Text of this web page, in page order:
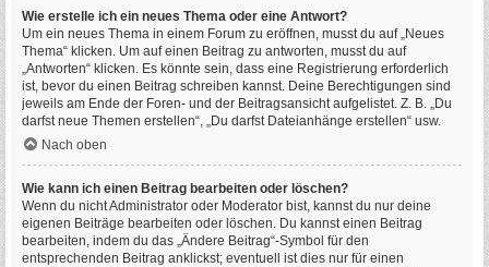
Wie erstelle ich ein neues Thema oder eine Antwort?
Um ein neues Thema in einem Forum zu eröffnen, musst du auf „Neues
Thema“ klicken. Um auf einen Beitrag zu antworten, musst du auf
„Antworten“ klicken. Es könnte sein, dass eine Registrierung erforderlich
ist, bevor du einen Beitrag schreiben kannst. Deine Berechtigungen sind
jeweils am Ende der Foren- und der Beitragsansicht aufgelistet. Z. B. „Du
darfst neue Themen erstellen“, „Du darfst Dateianhänge erstellen“ usw.
Nach oben
Wie kann ich einen Beitrag bearbeiten oder löschen?
Wenn du nicht Administrator oder Moderator bist, kannst du nur deine
eigenen Beiträge bearbeiten oder löschen. Du kannst einen Beitrag
bearbeiten, indem du das „Ändere Beitrag“-Symbol für den
entsprechenden Beitrag anklickst; eventuell ist dies nur für einen